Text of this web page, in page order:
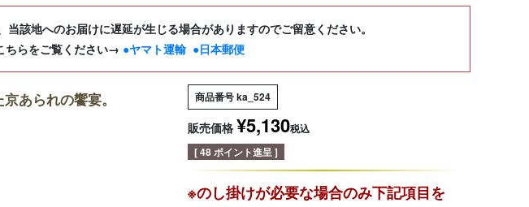
当該地へのお届けに遅延が生じる場合がありますのでご留意ください。
ちらをご覧ください→ ●ヤマト運輸 ●日本郵便
あられの饗宴。 商品番号ka_524
販売価格 ¥5,130税込
[48ポイント進呈 ]
※のし掛けが必要な場合のみ下記項目を